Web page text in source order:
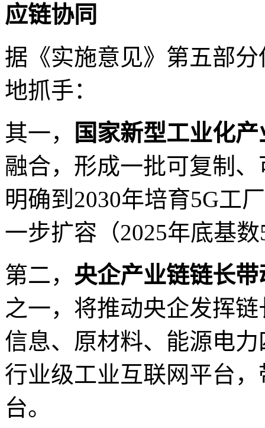
应链协同
据《实施意见》第五部
地抓手：
其一，
国家新型工业化
融合，形成一批可复制
明确到2030年培育5G工
一步扩容（2025年底基
第二， 央企产业链链长带
之一，将推动央企发挥
信息、原材料、能源电
行业级工业互联网平台
台。